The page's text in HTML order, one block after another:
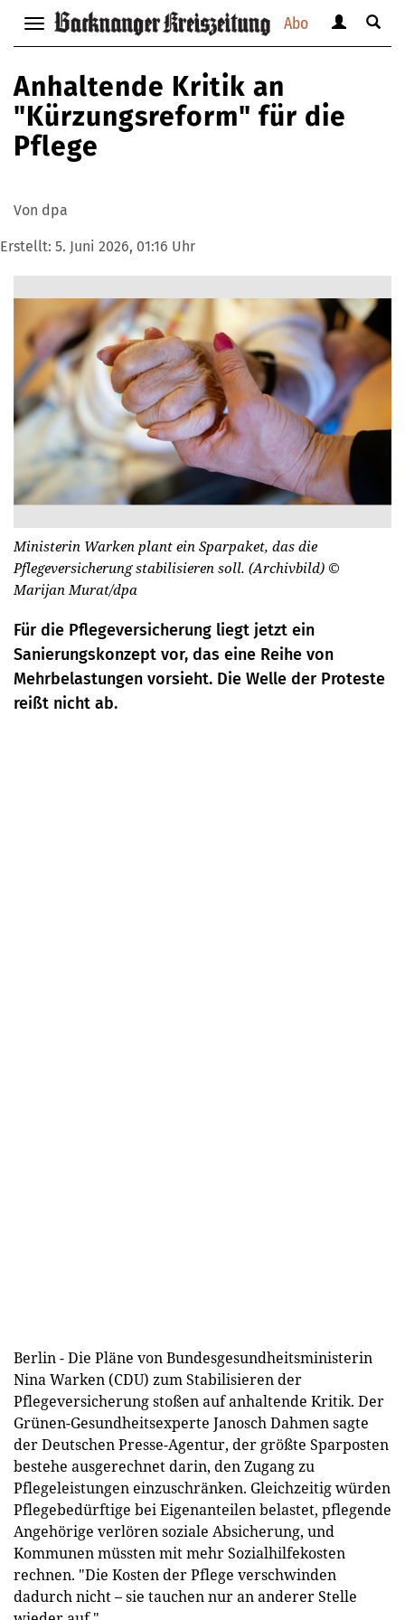
Abo
Navigation
anzeigen
verbergen
anzeigen
Suche
Anhaltende Kritik an
"Kürzungsreform" für die
Pflege
Von dpa
Erstellt: 5. Juni 2026, 01:16 Uhr
Ministerin Warken plant ein Sparpaket, das die
Pflegeversicherung stabilisieren soll. (Archivbild) ©
Marijan Murat/dpa
Für die Pflegeversicherung liegt jetzt ein
Sanierungskonzept vor, das eine Reihe von
Mehrbelastungen vorsieht. Die Welle der Proteste
reißt nicht ab.
Berlin - Die Pläne von Bundesgesundheitsministerin
Nina Warken (CDU) zum Stabilisieren der
Pflegeversicherung stoßen auf anhaltende Kritik. Der
Grünen-Gesundheitsexperte Janosch Dahmen sagte
der Deutschen Presse-Agentur, der größte Sparposten
bestehe ausgerechnet darin, den Zugang zu
Pflegeleistungen einzuschränken. Gleichzeitig würden
Pflegebedürftige bei Eigenanteilen belastet, pflegende
Angehörige verlören soziale Absicherung, und
Kommunen müssten mit mehr Sozialhilfekosten
rechnen. "Die Kosten der Pflege verschwinden
dadurch nicht – sie tauchen nur an anderer Stelle